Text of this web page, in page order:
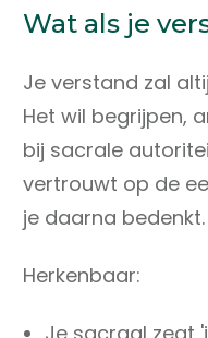
Wat als je
Je verstand zal
Het wil begrijpen,
bij sacrale
vertrouwt op de
je daarna bedenkt.
Herkenbaar: